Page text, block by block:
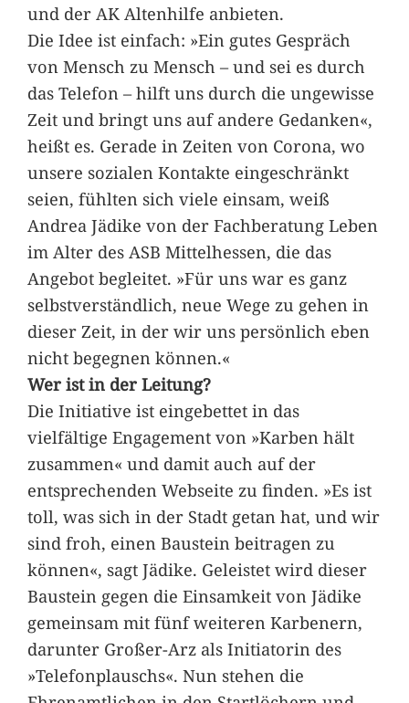
und der AK Altenhilfe anbieten.
Die Idee ist einfach: »Ein gutes Gespräch
von Mensch zu Mensch – und sei es durch
das Telefon – hilft uns durch die ungewisse
Zeit und bringt uns auf andere Gedanken«,
heißt es. Gerade in Zeiten von Corona, wo
unsere sozialen Kontakte eingeschränkt
seien, fühlten sich viele einsam, weiß
Andrea Jädike von der Fachberatung Leben
im Alter des ASB Mittelhessen, die das
Angebot begleitet. »Für uns war es ganz
selbstverständlich, neue Wege zu gehen in
dieser Zeit, in der wir uns persönlich eben
nicht begegnen können.«
Wer ist in der Leitung?
Die Initiative ist eingebettet in das
vielfältige Engagement von »Karben hält
zusammen« und damit auch auf der
entsprechenden Webseite zu finden. »Es ist
toll, was sich in der Stadt getan hat, und wir
sind froh, einen Baustein beitragen zu
können«, sagt Jädike. Geleistet wird dieser
Baustein gegen die Einsamkeit von Jädike
gemeinsam mit fünf weiteren Karbenern,
darunter Großer-Arz als Initiatorin des
»Telefonplauschs«. Nun stehen die